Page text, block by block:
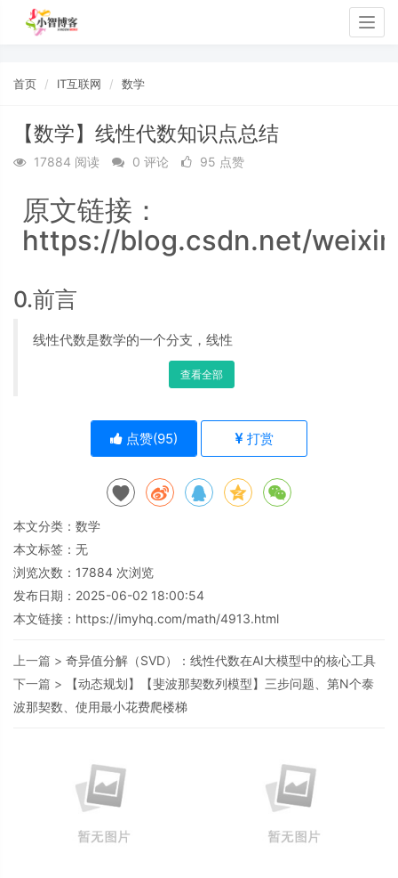
首页 IT互联网 数学
【数学】线性代数知识点总结
17884 阅读 0 评论 95 点赞
原文链接：
https://blog.csdn.net/
0.前言
线性代数是数学的一个分支，线性
查看全部
点赞(95) 打赏
本文分类： 数学
本文标签：无
浏览次数： 17884 次浏览
发布日期：2025-06-02 18:00:54
本文链接： https://imyhq.com/math/4913.html
上一篇 > 奇异值分解（SVD）：线性代数在AI大模型中的核心工具
下一篇 >
【动态规划】【斐波那契数列模型】三步问题、第N个泰
波那契数、使用最小花费爬楼梯